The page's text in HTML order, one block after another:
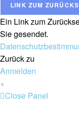
LINK ZUM
Ein Link zum
Sie gesendet.
Zurück zu
Anmelden
×
Close Panel